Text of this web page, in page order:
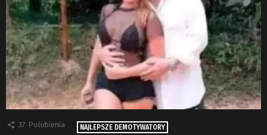
37 Polubienia NAJLEPSZE DEMOTYWATORY